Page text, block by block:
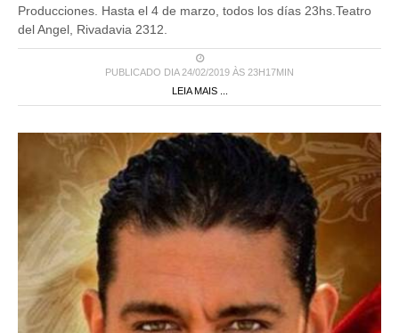
Producciones. Hasta el 4 de marzo, todos los días 23hs.Teatro
del Angel, Rivadavia 2312.
PUBLICADO DIA 24/02/2019 ÀS 23H17MIN
LEIA MAIS ...